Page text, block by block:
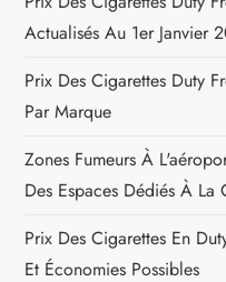
t
i
c
l
e
Actualisés Au 1er Janvier
Prix Des Cigarettes Duty
Par Marque
Zones Fumeurs À
Des Espaces Dédiés À La
Prix Des Cigarettes En
Et Économies Possibles